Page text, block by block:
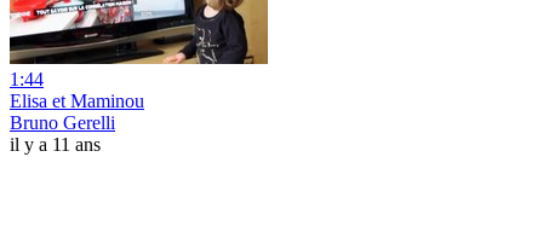
1:44
Elisa et Maminou
Bruno Gerelli
il y a 11 ans